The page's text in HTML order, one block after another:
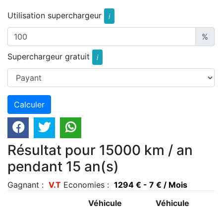
Utilisation superchargeur i
%
Superchargeur gratuit
i
Résultat pour 15000 km / an
pendant 15 an(s)
Gagnant : V.T Economies : 1294 € - 7 € / Mois
Véhicule
Véhicule